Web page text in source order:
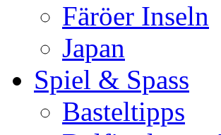
Färöer Inseln
Japan
Spiel & Spass
Basteltipps